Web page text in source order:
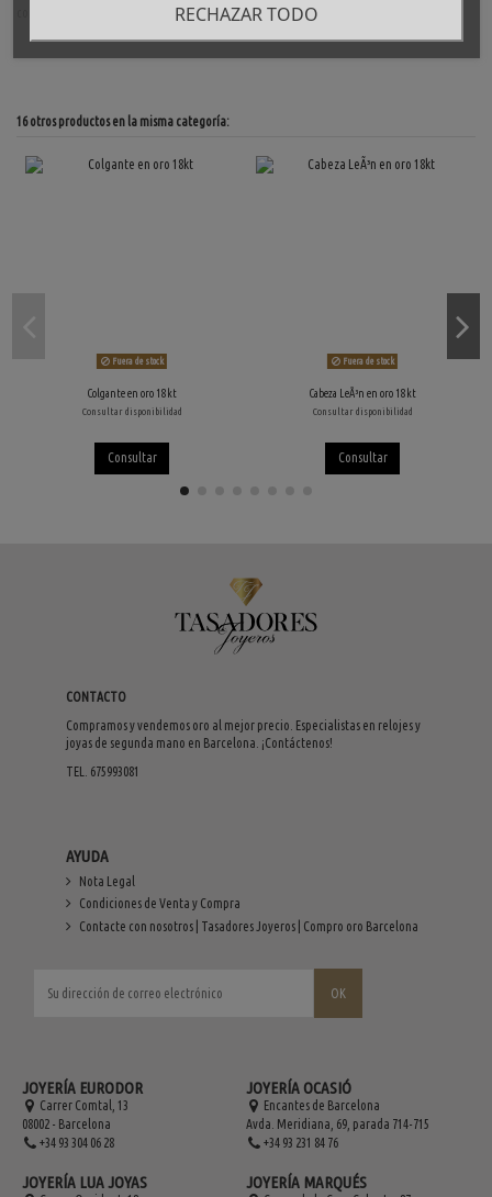
con la cuerda a su alrededor. Longitud: 3,5cm. Peso: 2,2gr.
16 otros productos en la misma categoría:
Fuera de stock
Colgante en oro 18kt
Consultar disponibilidad
Consultar
Fuera de stock
Cabeza LeÃ³n en oro 18kt
Consultar disponibilidad
Consultar
CONTACTO
Compramos y vendemos oro al mejor precio. Especialistas en relojes y
joyas de segunda mano en Barcelona. ¡Contáctenos!
TEL. 675993081
AYUDA
Nota Legal
Condiciones de Venta y Compra
Contacte con nosotros | Tasadores Joyeros | Compro oro Barcelona
JOYERÍA EURODOR
Carrer Comtal, 13
08002 - Barcelona
+34 93 304 06 28
JOYERÍA LUA JOYAS
JOYERÍA OCASIÓ
Encantes de Barcelona
Avda. Meridiana, 69, parada 714-715
+34 93 231 84 76
JOYERÍA MARQUÉS
RECHAZAR TODO